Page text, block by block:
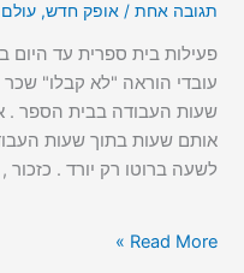
ש
א
תגובה אחת /אופק חדש,עולם
פעילות בית ספרית עד היום
עובדי הוראה "לא קבלו" שכר
שעות העבודה בבית הספר .
אותם שעות בתוך שעות
לשעה ברוטו רק יורד .
ספרית
באופק
חדש
Read More »